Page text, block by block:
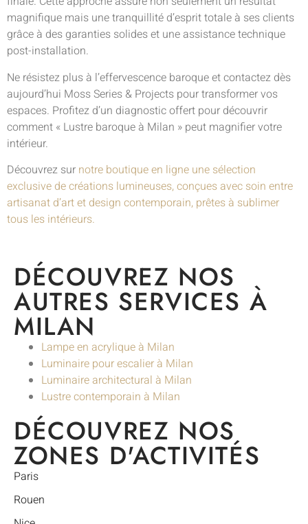
magnifique mais une tranquillité d’esprit totale à ses clients
grâce à des garanties solides et une assistance technique
post-installation.
Ne résistez plus à l’effervescence baroque et contactez dès
aujourd’hui Moss Series & Projects pour transformer vos
espaces. Profitez d’un diagnostic offert pour découvrir
comment « Lustre baroque à Milan » peut magnifier votre
intérieur.
Découvrez sur notre boutique en ligne une sélection
exclusive de créations lumineuses, conçues avec soin entre
artisanat d’art et design contemporain, prêtes à sublimer
tous les intérieurs.
DÉCOUVREZ NOS
AUTRES SERVICES À
MILAN
Lampe en acrylique à Milan
Luminaire pour escalier à Milan
Luminaire architectural à Milan
Lustre contemporain à Milan
DÉCOUVREZ NOS
ZONES D'ACTIVITÉS
Paris
Rouen